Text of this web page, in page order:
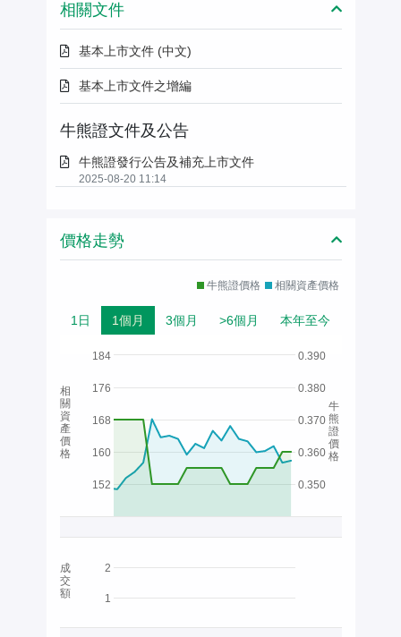
相關文件
基本上市文件 (中文)
基本上市文件之增編
牛熊證文件及公告
牛熊證發行公告及補充上市文件
2025-08-20 11:14
價格走勢
牛熊證價格 相關資產價格
1日 1個月 3個月 >6個月 本年至今
152
160
168
176
184
0.350
0.360
0.370
0.380
0.390
1
2
相
關
資
產
價
格
牛
熊
證
價
格
成
交
額